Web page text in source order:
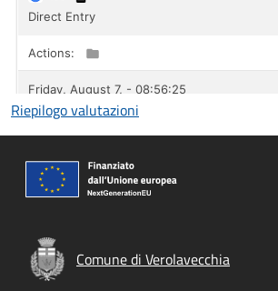
Riepilogo valutazioni
Comune di Verolavecchia